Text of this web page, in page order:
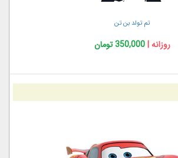
تم تولد بن تن
روزانه |350,000 تومان